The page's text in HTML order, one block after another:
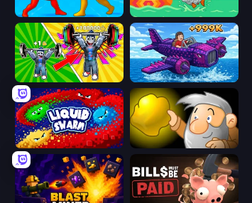
Epic Sword Battle! Fight in Arena Fish Orbit
Obby: Gym Simulator, Escape Obby Plane Power Challenge: Fly
Liquid Swarm Gold Miner